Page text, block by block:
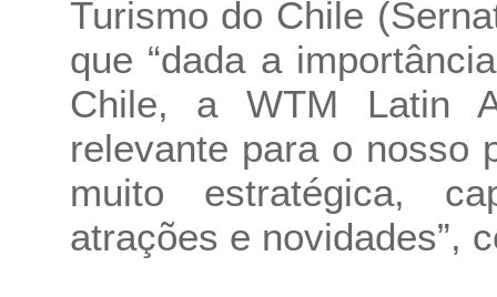
Turismo do Chile
que “dada a
Chile, a WTM Latin
relevante para o nosso
muito estratégica,
atrações e novidades”,